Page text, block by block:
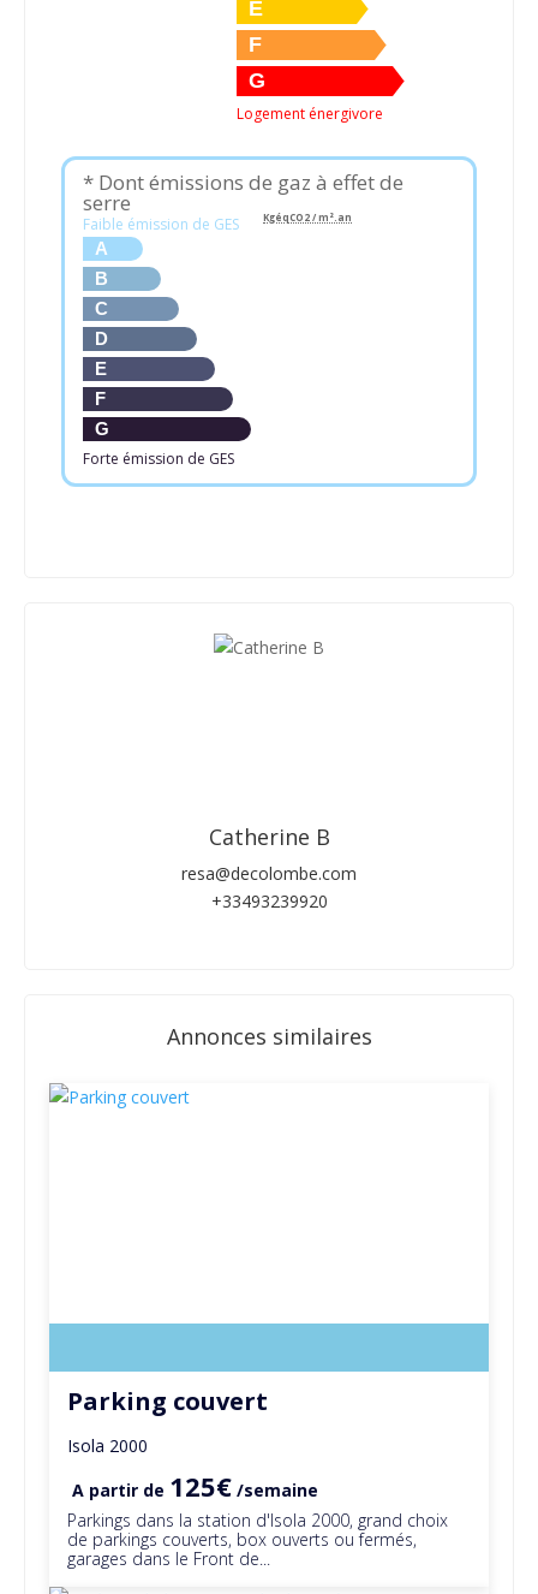
E
F
G
Logement énergivore
* Dont émissions de gaz à effet de
serre
Faible émission de GES
A
B
C
D
E
F
G
Forte émission de GES
KgéqCO2 / m².an
Catherine B
resa@decolombe.com
+33493239920
Annonces similaires
Parking couvert
Isola 2000
A partir de 125€ /semaine
Parkings dans la station d'Isola 2000, grand choix
de parkings couverts, box ouverts ou fermés,
garages dans le Front de...